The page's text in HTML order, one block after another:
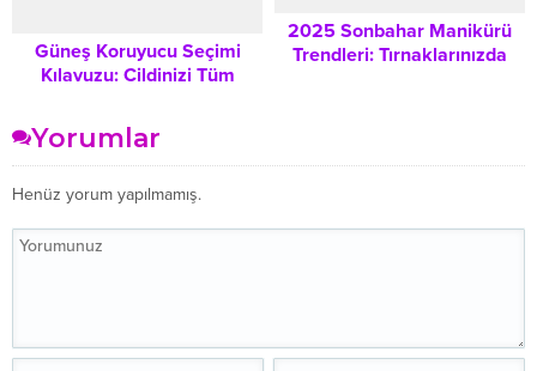
Güneş Koruyucu Seçimi
Kılavuzu: Cildinizi Tüm
Güçlü Şekilde Korursunuz?
2025 Sonbahar Manikürü
Trendleri: Tırnaklarınızda
Yorumlar
Henüz yorum yapılmamış.